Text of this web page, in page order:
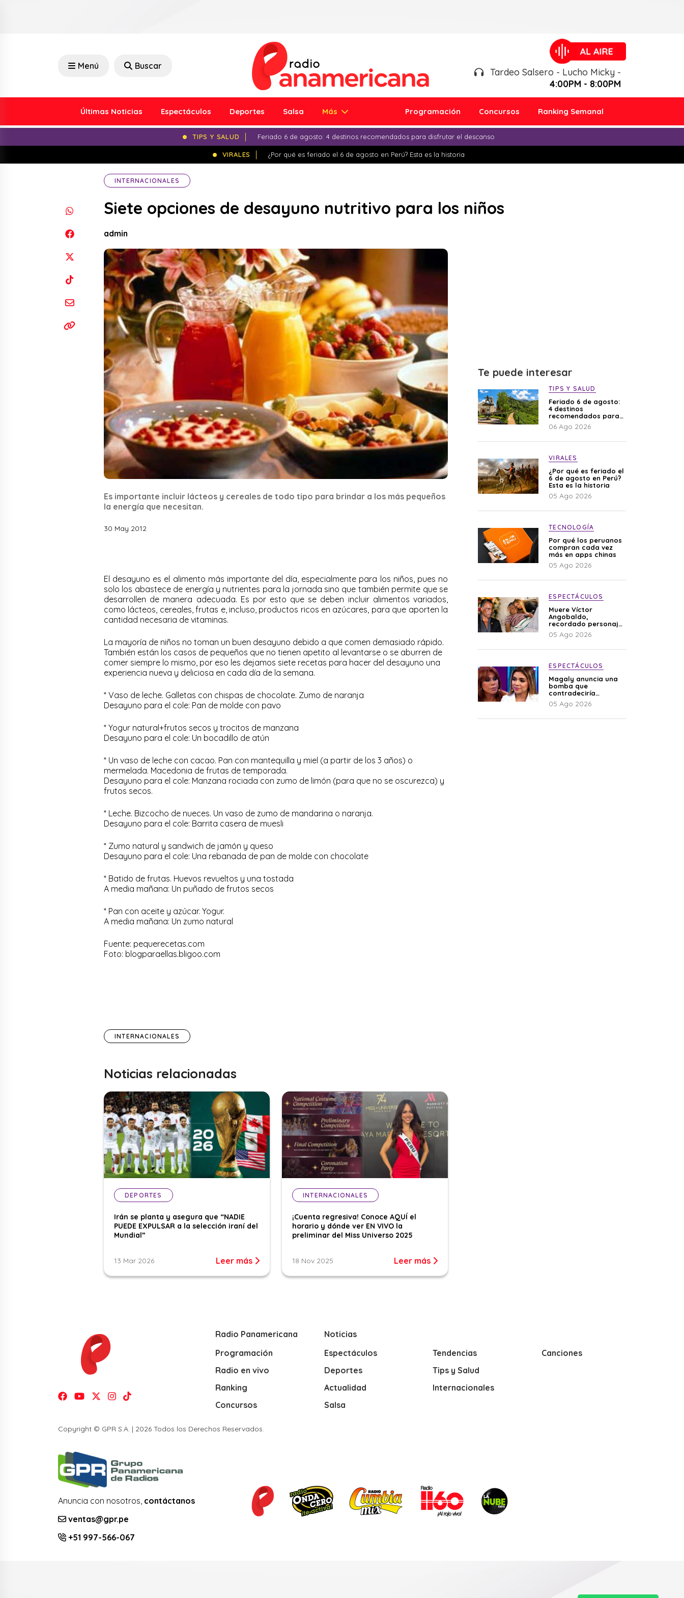
Menú Buscar
Tardeo Salsero - Lucho Micky -
4:00PM - 8:00PM
Últimas Noticias Espectáculos Deportes Salsa Más Programación Concursos Ranking Semanal
TIPS Y SALUD Feriado 6 de agosto: 4 destinos recomendados para disfrutar el descanso
VIRALES ¿Por qué es feriado el 6 de agosto en Perú? Esta es la historia
INTERNACIONALES
Siete opciones de desayuno nutritivo para los niños
admin
Es importante incluir lácteos y cereales de todo tipo para brindar a los más pequeños
la energía que necesitan.
30 May 2012
El desayuno es el alimento más importante del día, especialmente para los niños, pues no
solo los abastece de energía y nutrientes para la jornada sino que también permite que se
desarrollen de manera adecuada. Es por esto que se deben incluir alimentos variados,
como lácteos, cereales, frutas e, incluso, productos ricos en azúcares, para que aporten la
cantidad necesaria de vitaminas.
La mayoría de niños no toman un buen desayuno debido a que comen demasiado rápido.
También están los casos de pequeños que no tienen apetito al levantarse o se aburren de
comer siempre lo mismo, por eso les dejamos siete recetas para hacer del desayuno una
experiencia nueva y deliciosa en cada día de la semana.
* Vaso de leche. Galletas con chispas de chocolate. Zumo de naranja
Desayuno para el cole: Pan de molde con pavo
* Yogur natural+frutos secos y trocitos de manzana
Desayuno para el cole: Un bocadillo de atún
* Un vaso de leche con cacao. Pan con mantequilla y miel (a partir de los 3 años) o
mermelada. Macedonia de frutas de temporada.
Desayuno para el cole: Manzana rociada con zumo de limón (para que no se oscurezca) y
frutos secos.
* Leche. Bizcocho de nueces. Un vaso de zumo de mandarina o naranja.
Desayuno para el cole: Barrita casera de muesli
* Zumo natural y sandwich de jamón y queso
Desayuno para el cole: Una rebanada de pan de molde con chocolate
* Batido de frutas. Huevos revueltos y una tostada
A media mañana: Un puñado de frutos secos
* Pan con aceite y azúcar. Yogur.
A media mañana: Un zumo natural
Fuente: pequerecetas.com
Foto: blogparaellas.bligoo.com
INTERNACIONALES
Noticias relacionadas
DEPORTES
Irán se planta y asegura que “NADIE
PUEDE EXPULSAR a la selección iraní del
Mundial”
13 Mar 2026 Leer más
INTERNACIONALES
¡Cuenta regresiva! Conoce AQUÍ el
horario y dónde ver EN VIVO la
preliminar del Miss Universo 2025
18 Nov 2025 Leer más
Te puede interesar
TIPS Y SALUD
Feriado 6 de agosto:
4 destinos
recomendados para
disfrutar el descanso
06 Ago 2026
VIRALES
¿Por qué es feriado el
6 de agosto en Perú?
Esta es la historia
05 Ago 2026
TECNOLOGÍA
Por qué los peruanos
compran cada vez
más en apps chinas
05 Ago 2026
ESPECTÁCULOS
Muere Víctor
Angobaldo,
recordado personaje
de la farándula y
expareja de Shirley
05 Ago 2026
ESPECTÁCULOS
Magaly anuncia una
bomba que
contradeciría
comunicado de La
Bella Luz: “Hay un
05 Ago 2026
Radio Panamericana
Programación
Radio en vivo
Ranking
Concursos
Noticias
Espectáculos
Deportes
Actualidad
Salsa
Tendencias
Tips y Salud
Internacionales
Canciones
Copyright © GPR S.A. | 2026 Todos los Derechos Reservados.
Anuncia con nosotros, contáctanos
ventas@gpr.pe
+51 997-566-067